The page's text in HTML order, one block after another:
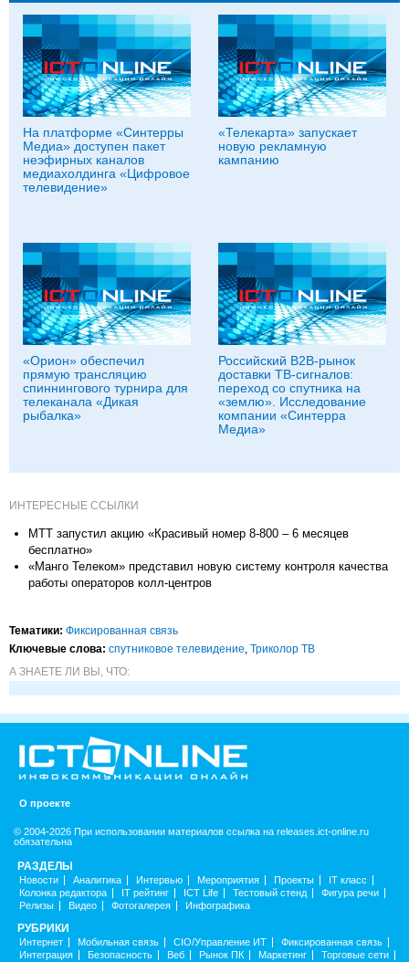
На платформе «Синтерры
Медиа» доступен пакет
неэфирных каналов
медиахолдинга «Цифровое
телевидение»
«Телекарта» запускает
новую рекламную
кампанию
«Орион» обеспечил
прямую трансляцию
спиннингового турнира для
телеканала «Дикая
рыбалка»
Российский B2B-рынок
доставки ТВ-сигналов:
переход со спутника на
«землю». Исследование
компании «Синтерра
Медиа»
ИНТЕРЕСНЫЕ ССЫЛКИ
МТТ запустил акцию «Красивый номер 8-800 – 6 месяцев
бесплатно»
«Манго Телеком» представил новую систему контроля качества
работы операторов колл-центров
Тематики: Фиксированная связь
Ключевые слова: спутниковое телевидение, Триколор ТВ
А ЗНАЕТЕ ЛИ ВЫ, ЧТО:
О проекте
© 2004-2026 При использовании материалов ссылка на releases.ict-online.ru
обязательна
РАЗДЕЛЫ
Новости Аналитика Интервью Мероприятия Проекты
IT класс
Колонка редактора
IT рейтинг ICT Life Тестовый стенд
Фигура речи
Релизы
Видео Фотогалерея Инфографика
РУБРИКИ
Интернет Мобильная связь CIO/Управление ИТ
Фиксированная связь
Интеграция
Безопасность Веб Рынок ПК Маркетинг Торговые сети